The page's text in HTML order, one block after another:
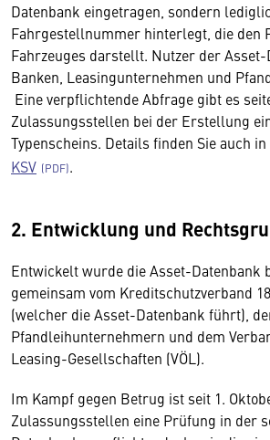
Datenbank eingetragen, sondern
Fahrgestellnummer hinterlegt, die den
Fahrzeuges darstellt. Nutzer der
Banken, Leasingunternehmen und
Eine verpflichtende Abfrage gibt es
Zulassungsstellen bei der Erstellung
Typenscheins. Details finden Sie auch
KSV
.
2. Entwicklung und
Entwickelt wurde die Asset-Datenbank
gemeinsam vom Kreditschutzverband
(welcher die Asset-Datenbank führt),
Pfandleihunternehmern und dem
Leasing-Gesellschaften (VÖL).
Im Kampf gegen Betrug ist seit 1.
Zulassungsstellen eine Prüfung in der